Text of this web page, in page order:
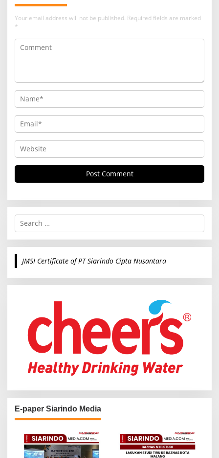
Your email address will not be published. Required fields are marked
*
S
r
c
o
JMSI Certificate of PT Siarindo Cipta Nusantara
E-paper Siarindo Media